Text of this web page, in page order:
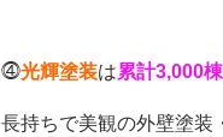
⓸光輝塗装は累計3,000
長持ちで美観の外壁塗装